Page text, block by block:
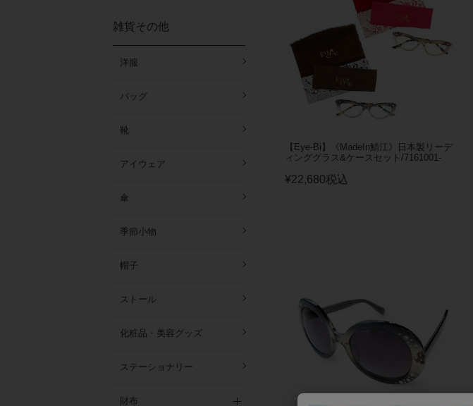
雑貨その他
洋服
バッグ
靴
アイウェア
傘
季節小物
帽子
ストール
化粧品・美容グッズ
ステーショナリー
財布
【Eye-Bi】《MadeIn鯖江》日本製リーデ
ィンググラス&ケースセット/7161001-
¥22,680税込